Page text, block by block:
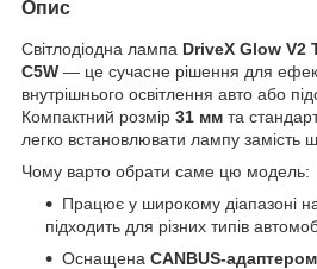
Опис
Світлодіодна лампа DriveX Glow V2
C5W — це сучасне рішення для
внутрішнього освітлення авто або
Компактний розмір 31 мм та
легко встановлювати лампу замість
Чому варто обрати саме цю модель:
Працює у широкому діапазоні
підходить для різних типів
Оснащена CANBUS-адаптером